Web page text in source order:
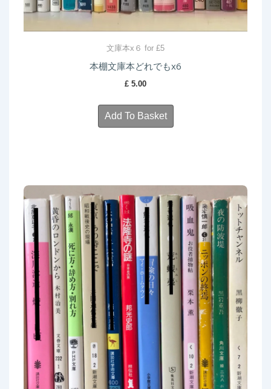
文庫本x６ for £5
本棚文庫本どれでもx6
£ 5.00
Add To Basket